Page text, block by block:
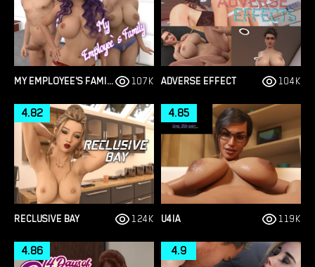
MY EMPLOYEE'S FAMILY 107K ADVERSE EFFECT 104K
RECLUSIVE BAY
4.82
124K U4IA
4.85
119K
4.86 4.9